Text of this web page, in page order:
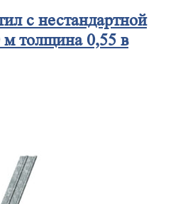
с нестандартной
толщина 0,55 в